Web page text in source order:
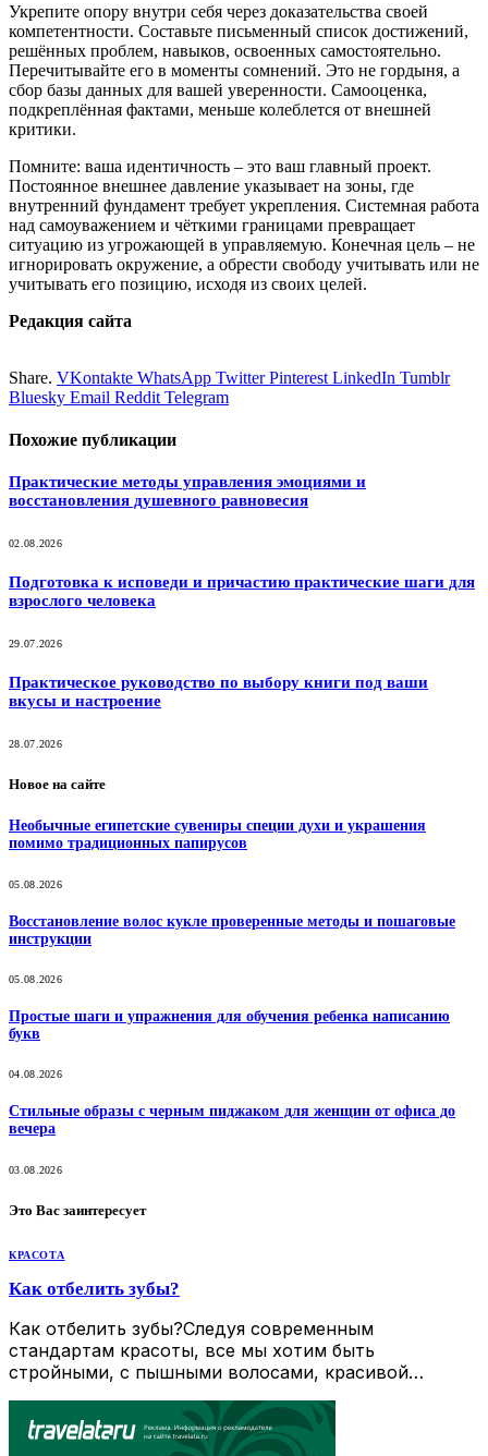
Укрепите опору внутри себя через доказательства своей
компетентности. Составьте письменный список достижений,
решённых проблем, навыков, освоенных самостоятельно.
Перечитывайте его в моменты сомнений. Это не гордыня, а
сбор базы данных для вашей уверенности. Самооценка,
подкреплённая фактами, меньше колеблется от внешней
критики.
Помните: ваша идентичность – это ваш главный проект.
Постоянное внешнее давление указывает на зоны, где
внутренний фундамент требует укрепления. Системная работа
над самоуважением и чёткими границами превращает
ситуацию из угрожающей в управляемую. Конечная цель – не
игнорировать окружение, а обрести свободу учитывать или не
учитывать его позицию, исходя из своих целей.
Редакция сайта
Share. VKontakte WhatsApp Twitter Pinterest LinkedIn Tumblr
Bluesky Email ‏Reddit Telegram
Похожие публикации
Практические методы управления эмоциями и
восстановления душевного равновесия
02.08.2026
Подготовка к исповеди и причастию практические шаги для
взрослого человека
29.07.2026
Практическое руководство по выбору книги под ваши
вкусы и настроение
28.07.2026
Новое на сайте
Необычные египетские сувениры специи духи и украшения
помимо традиционных папирусов
05.08.2026
Восстановление волос кукле проверенные методы и пошаговые
инструкции
05.08.2026
Простые шаги и упражнения для обучения ребенка написанию
букв
04.08.2026
Стильные образы с черным пиджаком для женщин от офиса до
вечера
03.08.2026
Это Вас заинтересует
КРАСОТА
Как отбелить зубы?
Как отбелить зубы?Следуя современным
стандартам красоты, все мы хотим быть
стройными, с пышными волосами, красивой…